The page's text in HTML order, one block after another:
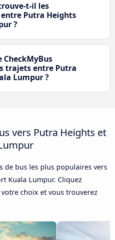
t-il les
Putra Heights
?
trajets entre Putra
Lumpur ?
vers Putra Heights et
de bus les plus populaires vers
Kuala Lumpur. Cliquez
choix et vous trouverez